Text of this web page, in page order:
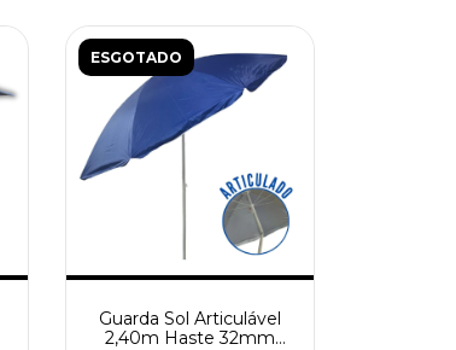
ESGOTADO
Guarda Sol Articulável
2,40m Haste 32mm